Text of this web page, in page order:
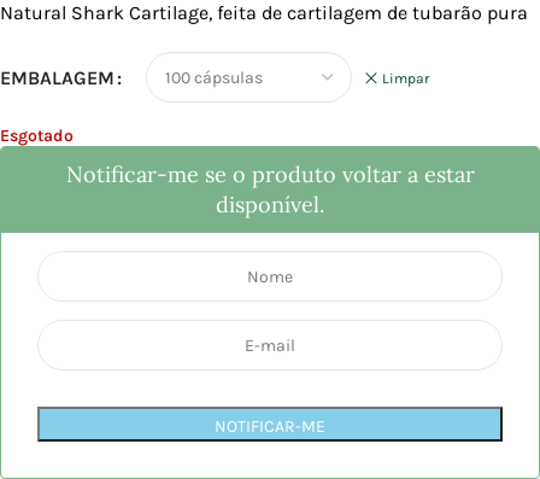
Natural Shark Cartilage, feita de cartilagem de tubarão pura
EMBALAGEM Limpar
Esgotado
Notificar-me se o produto voltar a estar
disponível.
NOTIFICAR-ME